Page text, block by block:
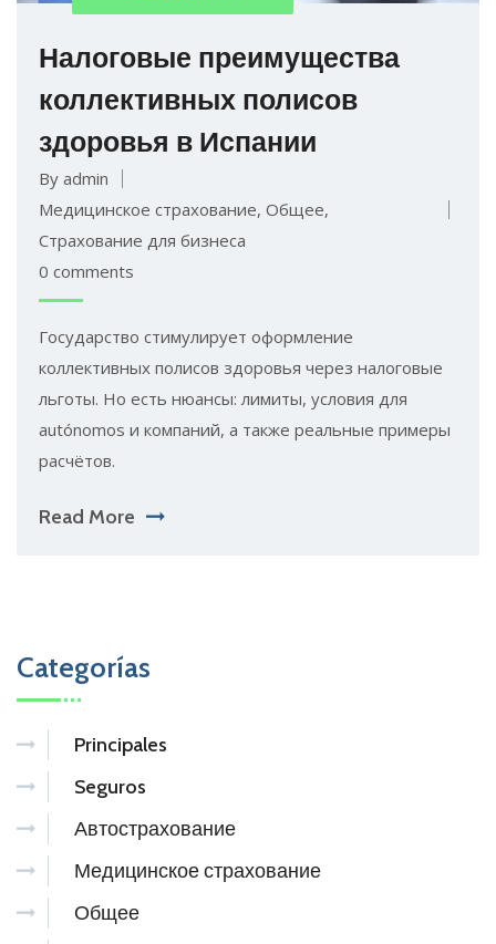
Налоговые преимущества
коллективных полисов
здоровья в Испании
By admin
Медицинское страхование, Общее,
Страхование для бизнеса
0 comments
Государство стимулирует оформление
коллективных полисов здоровья через налоговые
льготы. Но есть нюансы: лимиты, условия для
autónomos и компаний, а также реальные примеры
расчётов.
Read More
Categorías
Principales
Seguros
Автострахование
Медицинское страхование
Общее